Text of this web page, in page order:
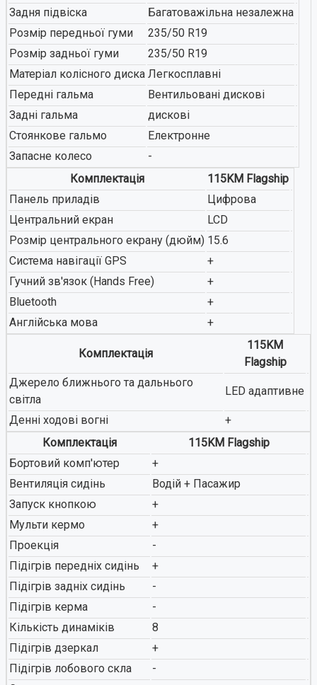
Задня підвіска
Багатоважільна незалежна
Розмір передньої гуми
235/50 R19
Розмір задньої гуми
235/50 R19
Матеріал колісного диска Легкосплавні
Передні гальма
Вентильовані дискові
Задні гальма
дискові
Стоянкове гальмо
Електронне
Запасне колесо
-
Комплектація
115KM Flagship
Панель приладів
Цифрова
Центральний екран
LCD
Розмір центрального екрану (дюйм) 15.6
Система навігації GPS
+
Гучний зв'язок (Hands Free)
+
Bluetooth
+
Англійська мова
+
Комплектація
115KM
Flagship
Джерело ближнього та дальнього
світла
LED адаптивне
Денні ходові вогні
+
Комплектація
115KM Flagship
Бортовий комп'ютер
+
Вентиляція сидінь
Водій + Пасажир
Запуск кнопкою
+
Мульти кермо
+
Проекція
-
Підігрів передніх сидінь
+
Підігрів задніх сидінь
-
Підігрів керма
-
Кількість динаміків
8
Підігрів дзеркал
+
Підігрів лобового скла
-